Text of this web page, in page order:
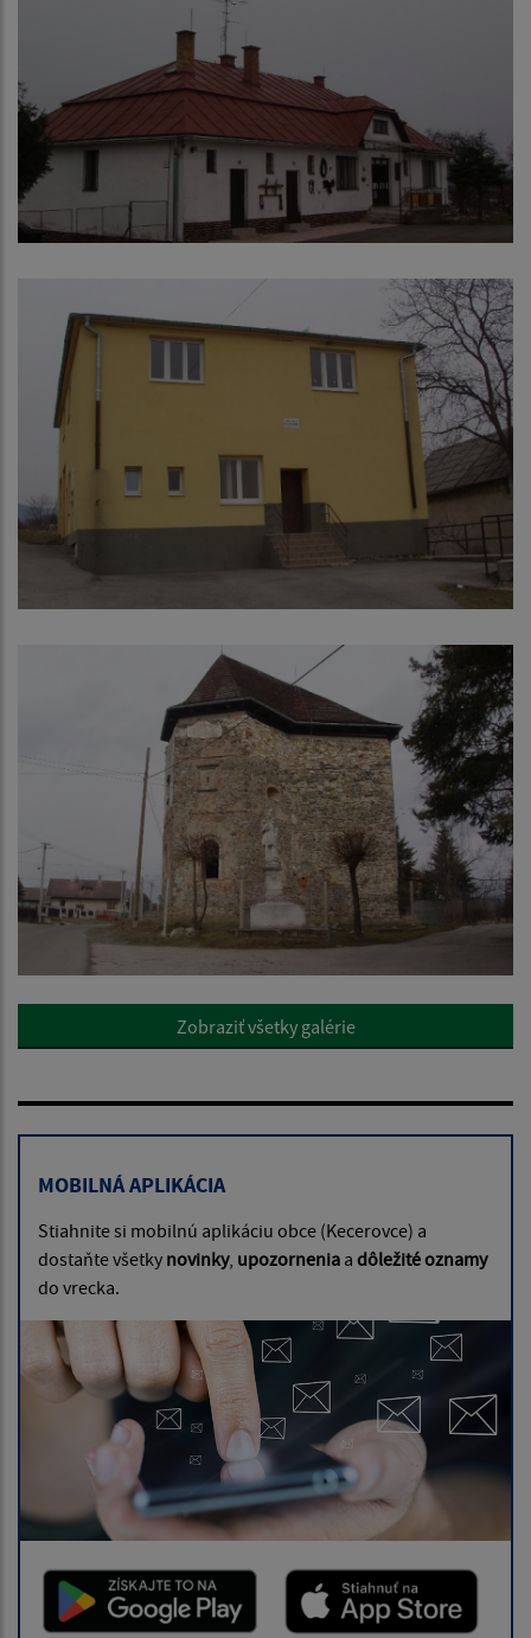
Zobraziť všetky galérie
MOBILNÁ APLIKÁCIA
Stiahnite si mobilnú aplikáciu obce (Kecerovce) a
dostaňte všetky novinky, upozornenia a dôležité oznamy
do vrecka.